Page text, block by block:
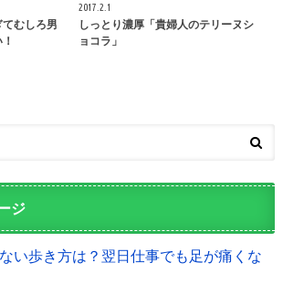
むしろ男
2017.2.1
しっとり濃厚「貴婦人のテリーヌシ
ョコラ」
ジ
い歩き方は？翌日仕事でも足が痛くな